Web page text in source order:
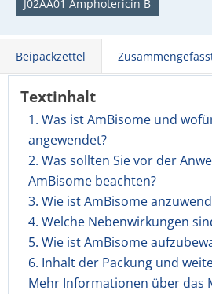
J02AA01 Amphotericin B
Beipackzettel
Textinhalt
1. Was ist AmBisome und
angewendet?
2. Was sollten Sie vor der
AmBisome beachten?
3. Wie ist AmBisome
4. Welche Nebenwirkungen
5. Wie ist AmBisome
6. Inhalt der Packung und
Mehr Informationen über das